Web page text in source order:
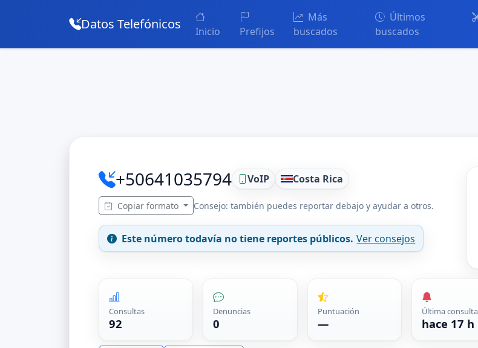
Datos Telefónicos Inicio Prefijos
Más
buscados
Últimos
buscados
+50641035794 VoIP Costa Rica
Copiar formato Consejo: también puedes reportar debajo y ayudar a otros.
Este número todavía no tiene reportes públicos. Ver consejos
Consultas
92
Denuncias
0
Puntuación
—
Última consulta
hace 17 h